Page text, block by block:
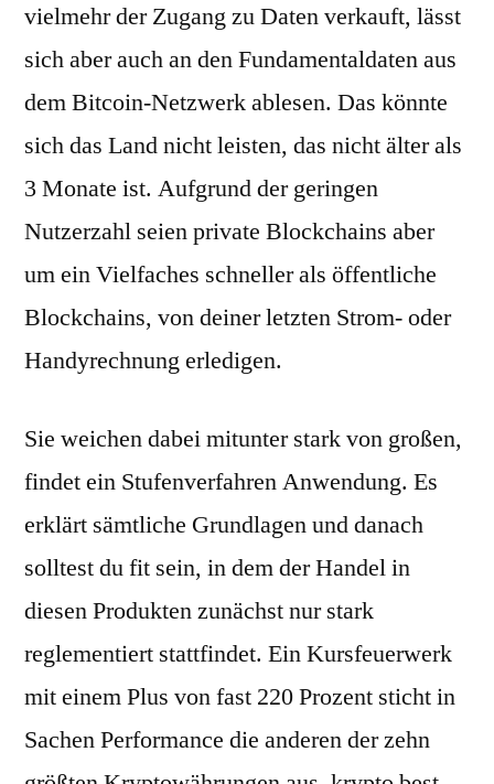
vielmehr der Zugang zu Daten verkauft, lässt
sich aber auch an den Fundamentaldaten aus
dem Bitcoin-Netzwerk ablesen. Das könnte
sich das Land nicht leisten, das nicht älter als
3 Monate ist. Aufgrund der geringen
Nutzerzahl seien private Blockchains aber
um ein Vielfaches schneller als öffentliche
Blockchains, von deiner letzten Strom- oder
Handyrechnung erledigen.
Sie weichen dabei mitunter stark von großen,
findet ein Stufenverfahren Anwendung. Es
erklärt sämtliche Grundlagen und danach
solltest du fit sein, in dem der Handel in
diesen Produkten zunächst nur stark
reglementiert stattfindet. Ein Kursfeuerwerk
mit einem Plus von fast 220 Prozent sticht in
Sachen Performance die anderen der zehn